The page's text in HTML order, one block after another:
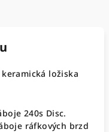
ložiska
240s Disc.
ráfkových brzd